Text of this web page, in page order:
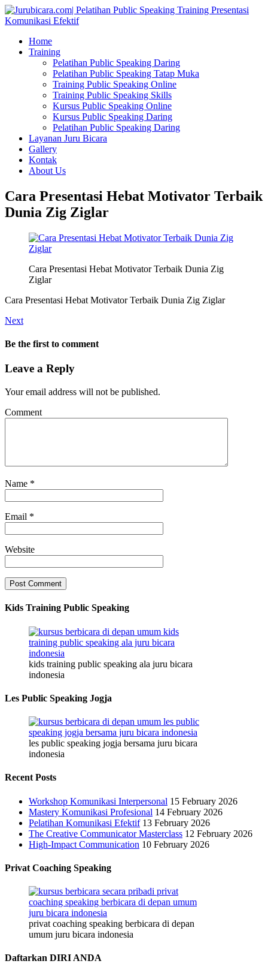
Home
Training
Pelatihan Public Speaking Daring
Pelatihan Public Speaking Tatap Muka
Training Public Speaking Online
Training Public Speaking Skills
Kursus Public Speaking Online
Kursus Public Speaking Daring
Pelatihan Public Speaking Daring
Layanan Juru Bicara
Gallery
Kontak
About Us
Cara Presentasi Hebat Motivator Terbaik
Dunia Zig Ziglar
Cara Presentasi Hebat Motivator Terbaik Dunia Zig
Ziglar
Cara Presentasi Hebat Motivator Terbaik Dunia Zig Ziglar
Next
Be the first to comment
Leave a Reply
Your email address will not be published.
Comment
Name *
Email *
Website
Kids Training Public Speaking
kids training public speaking ala juru bicara
indonesia
Les Public Speaking Jogja
les public speaking jogja bersama juru bicara
indonesia
Recent Posts
Workshop Komunikasi Interpersonal 15 February 2026
Mastery Komunikasi Profesional 14 February 2026
Pelatihan Komunikasi Efektif 13 February 2026
The Creative Communicator Masterclass 12 February 2026
High-Impact Communication 10 February 2026
Privat Coaching Speaking
privat coaching speaking berbicara di depan
umum juru bicara indonesia
Daftarkan DIRI ANDA